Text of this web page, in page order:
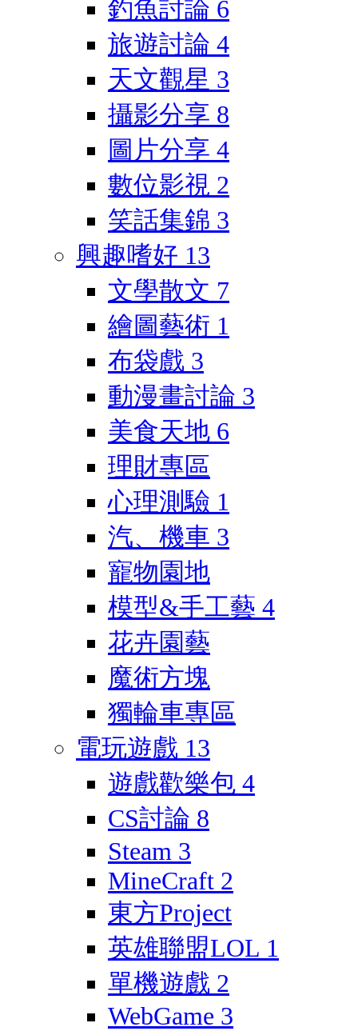
釣魚討論 6
旅遊討論 4
天文觀星 3
攝影分享 8
圖片分享 4
數位影視 2
笑話集錦 3
興趣嗜好 13
文學散文 7
繪圖藝術 1
布袋戲 3
動漫畫討論 3
美食天地 6
理財專區
心理測驗 1
汽、機車 3
寵物園地
模型&手工藝 4
花卉園藝
魔術方塊
獨輪車專區
電玩遊戲 13
遊戲歡樂包 4
CS討論 8
Steam 3
MineCraft 2
東方Project
英雄聯盟LOL 1
單機遊戲 2
WebGame 3